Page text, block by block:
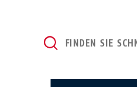
Finden Sie schnell